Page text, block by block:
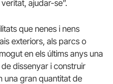
ajudar-se”.
que nenes i nens
exteriors, als parcs o
en els últims anys una
dissenyar i construir
una gran quantitat de